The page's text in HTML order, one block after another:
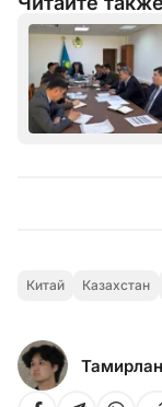
Китай Казахстан